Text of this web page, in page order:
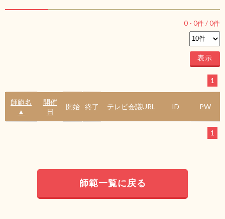
0 - 0件 /0件
1
師範名
▲
開催
日
開始 終了 テレビ会議URL ID PW
1
師範一覧に戻る